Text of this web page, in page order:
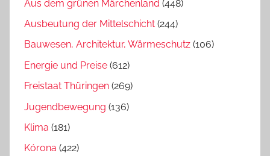
Aus dem grünen Märchenland (448)
Ausbeutung der Mittelschicht (244)
Bauwesen, Architektur, Wärmeschutz (106)
Energie und Preise (612)
Freistaat Thüringen (269)
Jugendbewegung (136)
Klima (181)
Kórona (422)